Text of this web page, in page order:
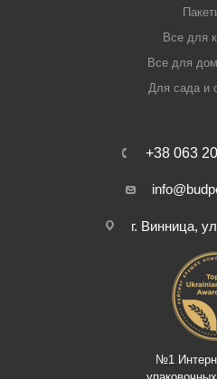
Все для
Все для
Для сада и
+38 063
г. Винница,
№1